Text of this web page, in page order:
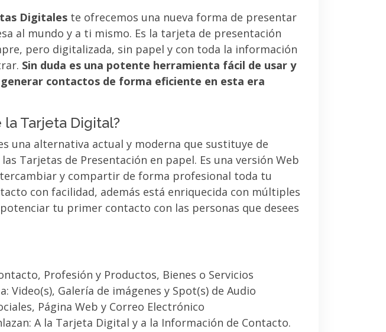
Digitales te ofrecemos una nueva forma de presentar
al mundo y a ti mismo. Es la tarjeta de presentación
pero digitalizada, sin papel y con toda la información
Sin duda es una potente herramienta fácil de usar y
contactos de forma eficiente en esta era
Tarjeta Digital?
una alternativa actual y moderna que sustituye de
Tarjetas de Presentación en papel. Es una versión Web
y compartir de forma profesional toda tu
con facilidad, además está enriquecida con múltiples
tu primer contacto con las personas que desees
Profesión y Productos, Bienes o Servicios
Video(s), Galería de imágenes y Spot(s) de Audio
Página Web y Correo Electrónico
A la Tarjeta Digital y a la Información de Contacto.